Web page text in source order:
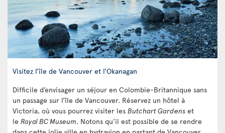
Visitez l’île de Vancouver et l’Okanagan
Difficile d’envisager un séjour en Colombie-Britannique sans
un passage sur l’île de Vancouver. Réservez un hôtel à
Victoria, où vous pourrez visiter les Butchart Gardens et
le Royal BC Museum. Notons qu’il est possible de se rendre